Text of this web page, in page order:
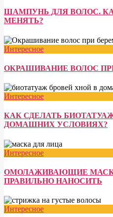
ШАМПУНЬ ДЛЯ ВОЛОС.
МЕНЯТЬ?
Интересное
ОКРАШИВАНИЕ ВОЛОС
Интересное
КАК СДЕЛАТЬ
ДОМАШНИХ УСЛОВИЯХ?
Интересное
ОМОЛАЖИВАЮЩИЕ
ПРАВИЛЬНО НАНОСИТЬ
Интересное